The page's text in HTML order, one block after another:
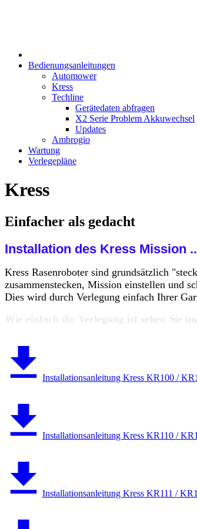
Bedienungsanleitungen
Automower
Kress
Techline
Gerätedaten abfragen
X2 Serie Problem Akkuwechsel
Updates
Ambrogio
Wartung
Verlegepläne
Kress
Einfacher als gedacht
Installation des Kress Mission
Kress Rasenroboter sind grundsätzlich
zusammenstecken, Mission einstellen und
Dies wird durch Verlegung einfach Ihrer
Installationsanleitung Kress KR100 /
Installationsanleitung Kress KR110 /
Installationsanleitung Kress KR111 /